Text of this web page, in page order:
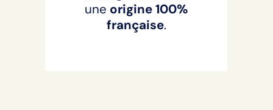
une origine 100%
française.